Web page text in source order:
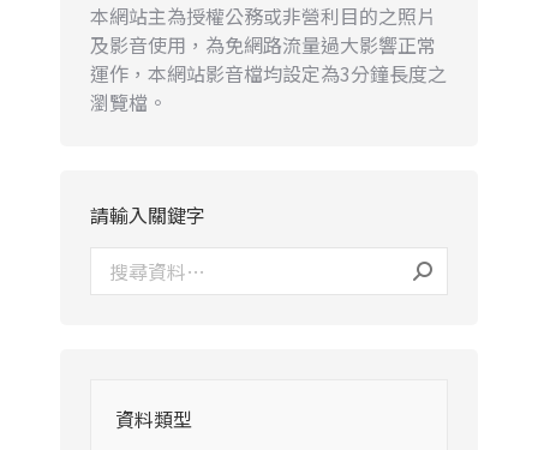
本網站主為授權公務或非營利目的之照片
及影音使用，為免網路流量過大影響正常
運作，本網站影音檔均設定為3分鐘長度之
瀏覽檔。
請輸入關鍵字
資料類型